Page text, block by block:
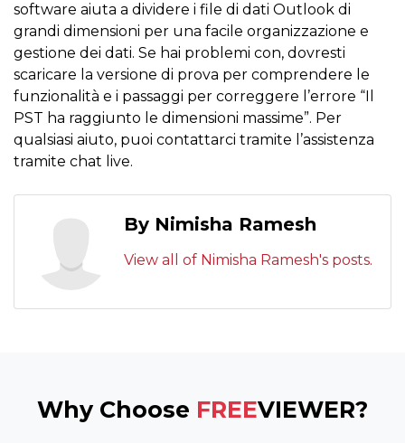
software aiuta a dividere i file di dati Outlook di
grandi dimensioni per una facile organizzazione e
gestione dei dati. Se hai problemi con, dovresti
scaricare la versione di prova per comprendere le
funzionalità e i passaggi per correggere l’errore “Il
PST ha raggiunto le dimensioni massime”. Per
qualsiasi aiuto, puoi contattarci tramite l’assistenza
tramite chat live.
By Nimisha Ramesh
View all of Nimisha Ramesh's posts.
Why Choose FREEVIEWER?